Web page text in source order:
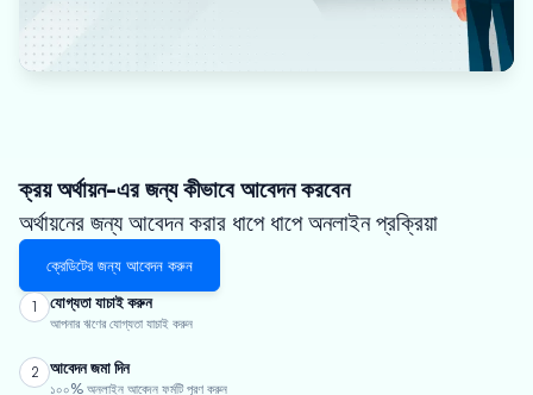
ক্রয় অর্থায়ন-এর জন্য কীভাবে আবেদন করবেন
অর্থায়নের জন্য আবেদন করার ধাপে ধাপে অনলাইন প্রক্রিয়া
ক্রেডিটের জন্য আবেদন করুন
1 যোগ্যতা যাচাই করুন
আপনার ঋণের যোগ্যতা যাচাই করুন
2 আবেদন জমা দিন
১০০% অনলাইন আবেদন ফর্মটি পূরণ করুন